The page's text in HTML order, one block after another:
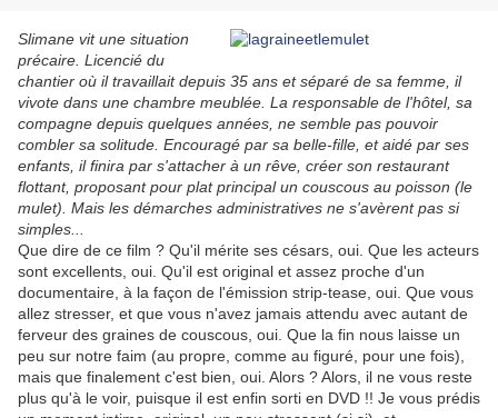
Slimane vit une situation
précaire. Licencié du
chantier où il travaillait depuis 35 ans et séparé de sa femme, il
vivote dans une chambre meublée. La responsable de l'hôtel, sa
compagne depuis quelques années, ne semble pas pouvoir
combler sa solitude. Encouragé par sa belle-fille, et aidé par ses
enfants, il finira par s'attacher à un rêve, créer son restaurant
flottant, proposant pour plat principal un couscous au poisson (le
mulet). Mais les démarches administratives ne s'avèrent pas si
simples...
Que dire de ce film ? Qu'il mérite ses césars, oui. Que les acteurs
sont excellents, oui. Qu'il est original et assez proche d'un
documentaire, à la façon de l'émission strip-tease, oui. Que vous
allez stresser, et que vous n'avez jamais attendu avec autant de
ferveur des graines de couscous, oui. Que la fin nous laisse un
peu sur notre faim (au propre, comme au figuré, pour une fois),
mais que finalement c'est bien, oui. Alors ? Alors, il ne vous reste
plus qu'à le voir, puisque il est enfin sorti en DVD !! Je vous prédis